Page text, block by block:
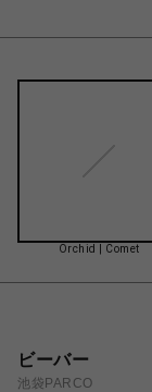
Orchid | Comet
ビーバー
池袋PARCO